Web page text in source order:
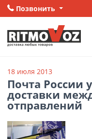
Позвонить
18 июля 2013
Почта России
доставки
отправлений